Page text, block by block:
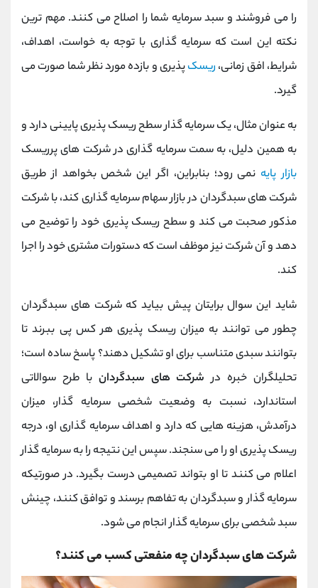
را می فروشند و سبد سرمایه شما را اصلاح می کنند. مهم ترین
نکته این است که سرمایه گذاری با توجه به خواست، اهداف،
شرایط، افق زمانی، ریسکپذیری و بازده مورد نظر شما صورت می
گیرد.
به عنوان مثال، یک سرمایه گذار سطح ریسک پذیری پایینی دارد و
به همین دلیل، به سمت سرمایه گذاری در شرکت های پرریسک
بازار پایه نمی رود؛ بنابراین، اگر این شخص بخواهد از طریق
شرکت های سبدگردان در بازار سهام سرمایه گذاری کند، با شرکت
مذکور صحبت می کند و سطح ریسک پذیری خود را توضیح می
دهد و آن شرکت نیز موظف است که دستورات مشتری خود را اجرا
کند.
شاید این سوال برایتان پیش بیاید که شرکت های سبدگردان
چطور می توانند به میزان ریسک پذیری هر کس پی ببرند تا
بتوانند سبدی متناسب برای او تشکیل دهند؟ پاسخ ساده است؛
تحلیلگران خبره در شرکت های سبدگردانبا طرح سوالاتی
استاندارد، نسبت به وضعیت شخصی سرمایه گذار، میزان
درآمدش، هزینه هایی که دارد و اهداف سرمایه گذاری او، درجه
ریسک پذیری او را می سنجند. سپس این نتیجه را به سرمایه گذار
اعلام می کنند تا او بتواند تصمیمی درست بگیرد. در صورتیکه
سرمایه گذار و سبدگردان به تفاهم برسند و توافق کنند، چینش
سبد شخصی برای سرمایه گذار انجام می شود.
شرکت های سبدگردان چه منفعتی کسب می کنند؟